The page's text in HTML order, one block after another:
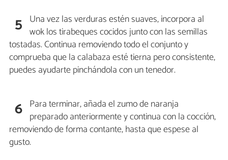
5 Una vez las verduras estén suaves, incorpora al
wok los tirabeques cocidos junto con las semillas
tostadas. Continua removiendo todo el conjunto y
comprueba que la calabaza esté tierna pero consistente,
puedes ayudarte pinchándola con un tenedor.
6 Para terminar, añada el zumo de naranja
preparado anteriormente y continua con la cocción,
removiendo de forma contante, hasta que espese al
gusto.